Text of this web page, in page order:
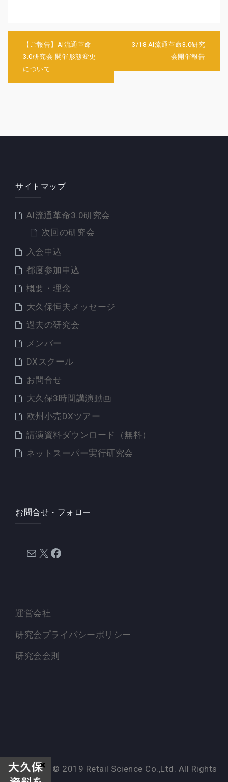
投
ー
【ご報告】AI流通革命
3.0研究会 開催形態変更
について
3/18 AI流通革命3.0研究
会開催報告
サイトマップ
AI流通革命3.0研究会
次回の研究会
入会申込
都度参加申込
概要・理念
大久保恒夫メッセージ
過去の研究会
メンバー
DXスクール
お問合せ
大久保3時間講演動画
欧州小売DXツアー
講演資料ダウンロード（無料）
ネットスーパー実行研究会
お問合せ・フォロー
メール X Facebook
運営会社
研究会プライバシーポリシー
研究会会則
Copyright © 2019 Retail Science Co.,Ltd. All Rights